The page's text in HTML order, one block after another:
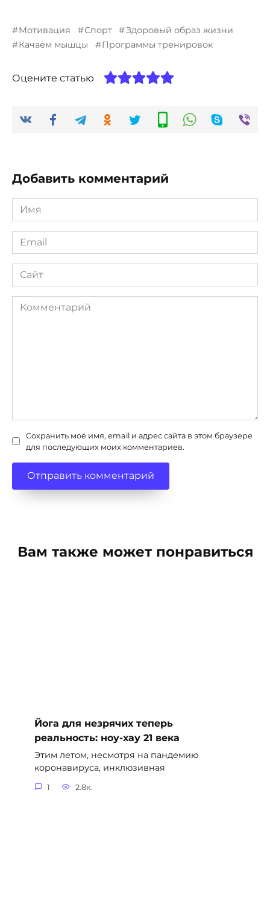
Мотивация Спорт
Здоровый образ жизни
Качаем мышцы
Программы тренировок
Оцените статью
Добавить комментарий
Имя
*
Email
*
Сайт
Комментарий
Сохранить моё имя, email и адрес сайта в этом браузере
для последующих моих комментариев.
Вам также может понравиться
Йога для незрячих теперь
реальность: ноу-хау 21 века
Этим летом, несмотря на пандемию
коронавируса, инклюзивная
1 2.8к.